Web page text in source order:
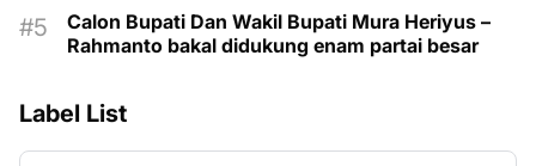
Calon Bupati Dan Wakil Bupati Mura Heriyus –
Rahmanto bakal didukung enam partai besar
Label List